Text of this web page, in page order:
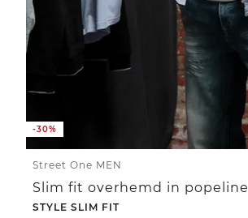
-30%
Street One MEN
Slim fit overhemd in popeline
STYLE SLIM FIT